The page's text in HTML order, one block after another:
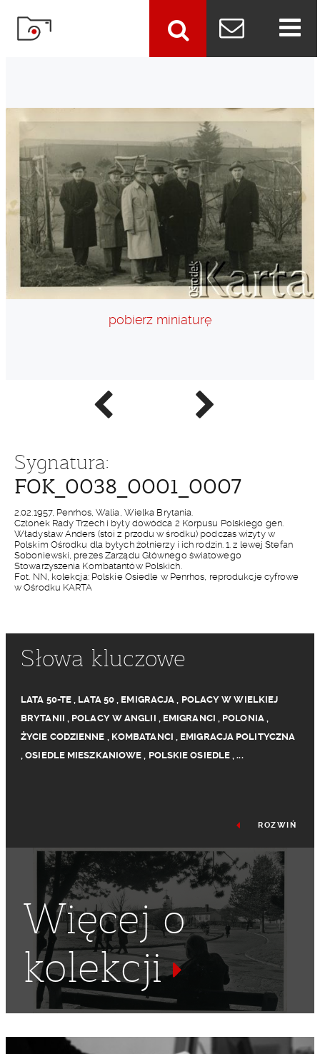
Poprzednie
zdjęcie
Następne
zdjęcie
pobierz miniaturę
Sygnatura:
FOK_0038_0001_0007
2.02.1957, Penrhos, Walia, Wielka Brytania.
Członek Rady Trzech i były dowódca 2 Korpusu Polskiego gen.
Władysław Anders (stoi z przodu w środku) podczas wizyty w
Polskim Ośrodku dla byłych żołnierzy i ich rodzin. 1. z lewej Stefan
Soboniewski, prezes Zarządu Głównego światowego
Stowarzyszenia Kombatantów Polskich.
Fot. NN, kolekcja: Polskie Osiedle w Penrhos, reprodukcje cyfrowe
w Ośrodku KARTA
Słowa kluczowe
LATA 50-TE , LATA 50 , EMIGRACJA , POLACY W WIELKIEJ
BRYTANII , POLACY W ANGLII , EMIGRANCI , POLONIA,
ŻYCIE CODZIENNE , KOMBATANCI , EMIGRACJA POLITYCZNA
,OSIEDLE MIESZKANIOWE , POLSKIE OSIEDLE ,...
PENRHOS POLISH HOME
ROZWIŃ
Więcej o
kolekcji